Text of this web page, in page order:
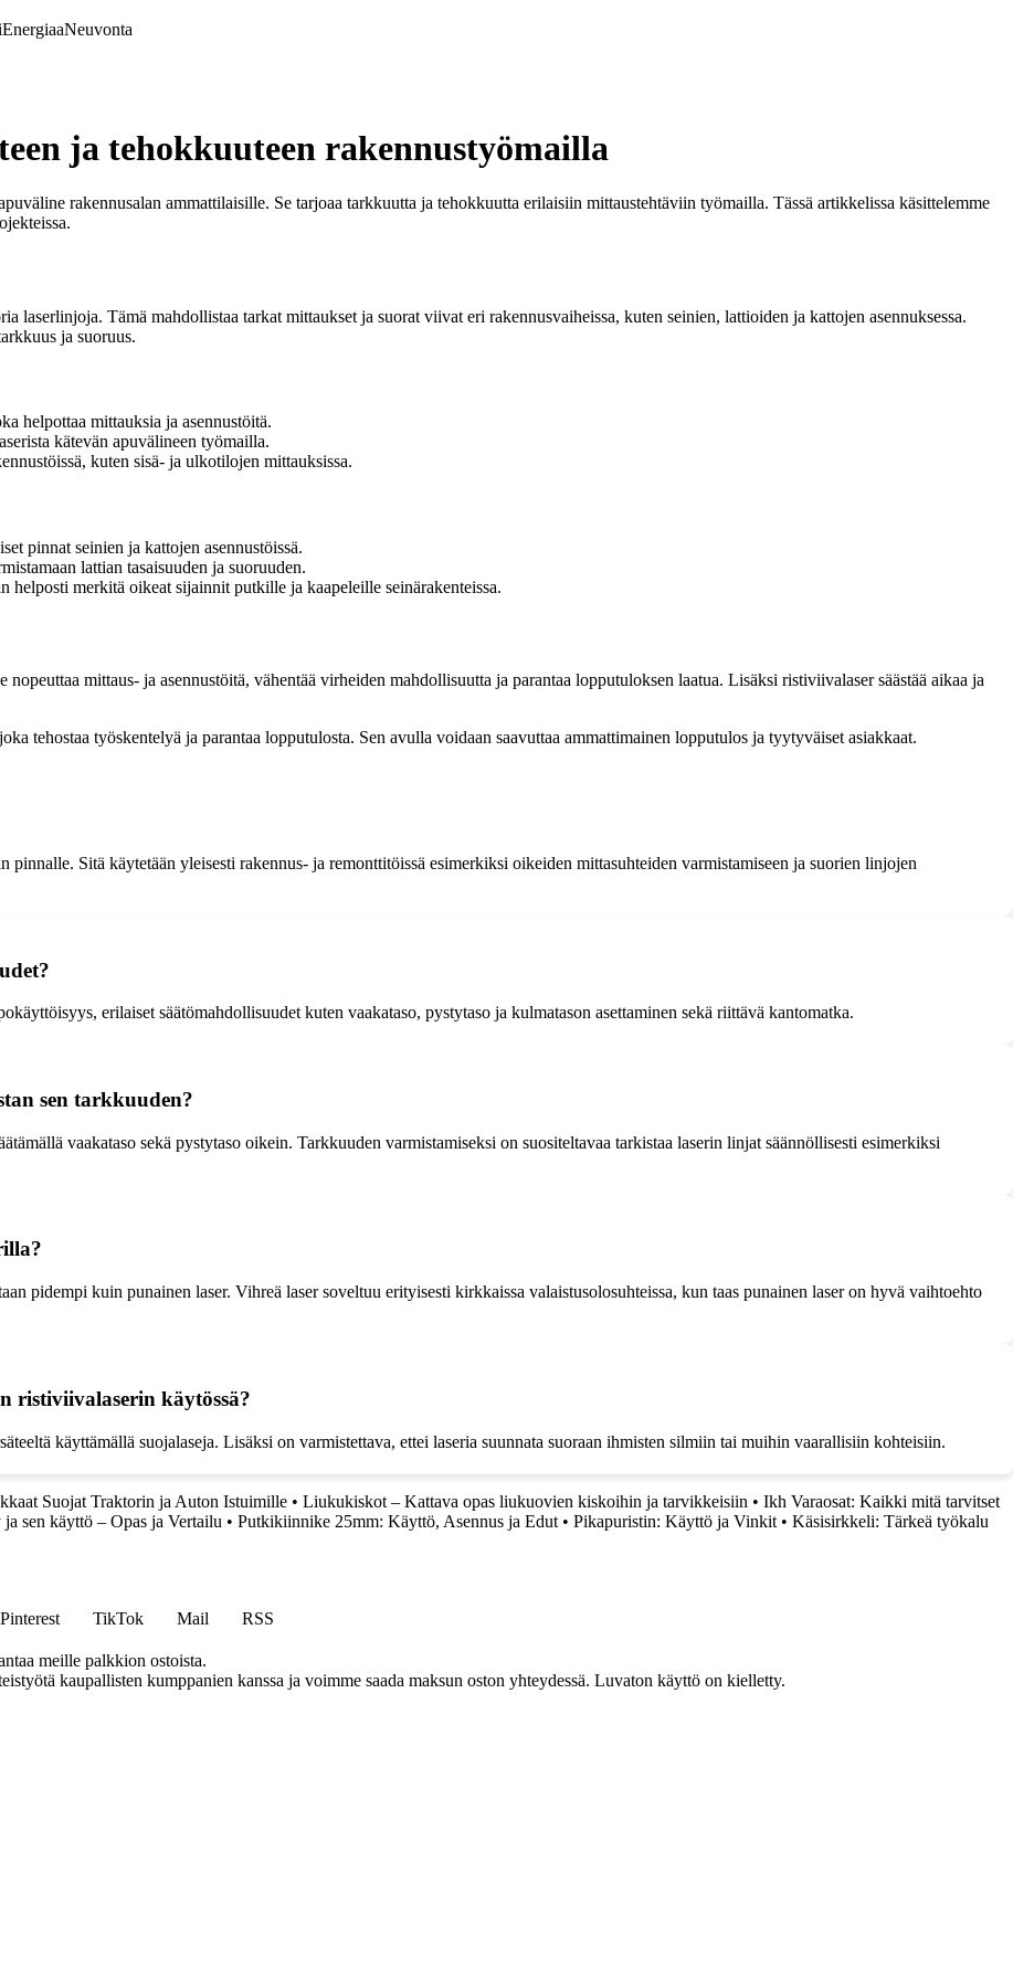
EnergiaaNeuvonta
ja tehokkuuteen rakennustyömailla
rakennusalan ammattilaisille. Se tarjoaa tarkkuutta ja tehokkuutta erilaisiin mittaustehtäviin työmailla. Tässä artikkelissa käsittelemme
laserlinjoja. Tämä mahdollistaa tarkat mittaukset ja suorat viivat eri rakennusvaiheissa, kuten seinien, lattioiden ja kattojen asennuksessa.
ja suoruus.
helpottaa mittauksia ja asennustöitä.
kätevän apuvälineen työmailla.
kuten sisä- ja ulkotilojen mittauksissa.
pinnat seinien ja kattojen asennustöissä.
lattian tasaisuuden ja suoruuden.
helposti merkitä oikeat sijainnit putkille ja kaapeleille seinärakenteissa.
mittaus- ja asennustöitä, vähentää virheiden mahdollisuutta ja parantaa lopputuloksen laatua. Lisäksi ristiviivalaser säästää aikaa ja
tehostaa työskentelyä ja parantaa lopputulosta. Sen avulla voidaan saavuttaa ammattimainen lopputulos ja tyytyväiset asiakkaat.
Sitä käytetään yleisesti rakennus- ja remonttitöissä esimerkiksi oikeiden mittasuhteiden varmistamiseen ja suorien linjojen
erilaiset säätömahdollisuudet kuten vaakataso, pystytaso ja kulmatason asettaminen sekä riittävä kantomatka.
sen tarkkuuden?
vaakataso sekä pystytaso oikein. Tarkkuuden varmistamiseksi on suositeltavaa tarkistaa laserin linjat säännöllisesti esimerkiksi
pidempi kuin punainen laser. Vihreä laser soveltuu erityisesti kirkkaissa valaistusolosuhteissa, kun taas punainen laser on hyvä vaihtoehto
ristiviivalaserin käytössä?
käyttämällä suojalaseja. Lisäksi on varmistettava, ettei laseria suunnata suoraan ihmisten silmiin tai muihin vaarallisiin kohteisiin.
Suojat Traktorin ja Auton Istuimille • Liukukiskot – Kattava opas liukuovien kiskoihin ja tarvikkeisiin • Ikh Varaosat: Kaikki mitä tarvitset
sen käyttö – Opas ja Vertailu • Putkikiinnike 25mm: Käyttö, Asennus ja Edut • Pikapuristin: Käyttö ja Vinkit • Käsisirkkeli: Tärkeä työkalu
Pinterest TikTok Mail
RSS
meille palkkion ostoista.
kaupallisten kumppanien kanssa ja voimme saada maksun oston yhteydessä. Luvaton käyttö on kielletty.